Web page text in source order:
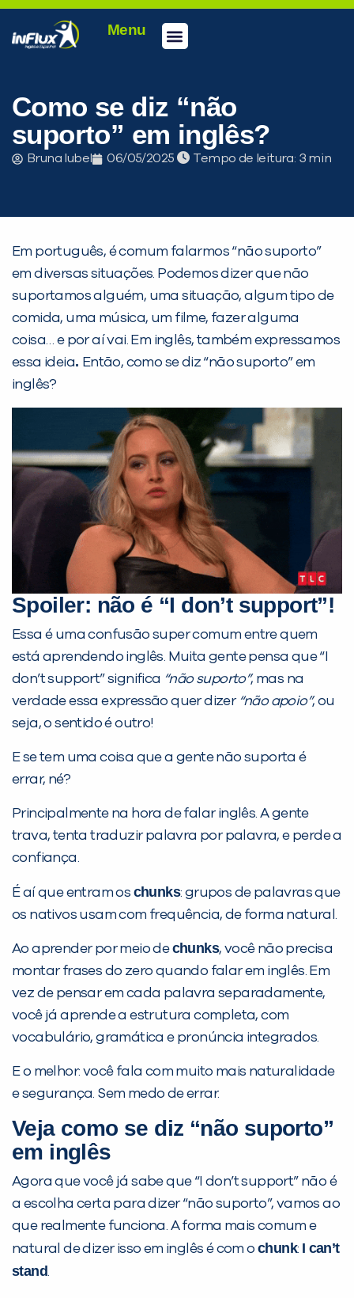
Menu
Como se diz “não
suporto” em inglês?
Bruna Iubel 06/05/2025 Tempo de leitura:
Em português, é comum falarmos “não suporto”
em diversas situações. Podemos dizer que não
suportamos alguém, uma situação, algum tipo de
comida, uma música, um filme, fazer alguma
coisa… e por aí vai. Em inglês, também expressamos
essa ideia. Então, como se diz “não suporto” em
inglês?
Spoiler: não é “I don’t support”!
Essa é uma confusão super comum entre quem
está aprendendo inglês. Muita gente pensa que “I
don’t support” significa “não suporto”, mas na
verdade essa expressão quer dizer “não apoio”, ou
seja, o sentido é outro!
E se tem uma coisa que a gente não suporta é
errar, né?
Principalmente na hora de falar inglês. A gente
trava, tenta traduzir palavra por palavra, e perde a
confiança.
É aí que entram os chunks: grupos de palavras que
os nativos usam com frequência, de forma natural.
Ao aprender por meio dechunks, você não precisa
montar frases do zero quando falar em inglês. Em
vez de pensar em cada palavra separadamente,
você já aprende a estrutura completa, com
vocabulário, gramática e pronúncia integrados.
E o melhor: você fala com muito mais naturalidade
e segurança. Sem medo de errar.
Veja como se diz “não suporto”
em inglês
Agora que você já sabe que “I don’t support” não é
a escolha certa para dizer “não suporto”, vamos ao
que realmente funciona. A forma mais comum e
natural de dizer isso em inglês é com o chunk: I can’t
stand.
PEÇA UMA DEMONSTRAÇÃO DE MÉTODO
Não encontramos nenhuma unidade
inFlux nesta cidade ou bairro que
você digitou.
Preencha com seus dados abaixo e
já vamos te colocar em contato
Sim Não